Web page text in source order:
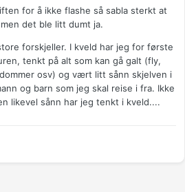
for å ikke flashe så sabla sterkt at
det ble litt dumt ja.
forskjeller. I kveld har jeg for første
tenkt på alt som kan gå galt (fly,
osv) og vært litt sånn skjelven i
og barn som jeg skal reise i fra. Ikke
likevel sånn har jeg tenkt i kveld....